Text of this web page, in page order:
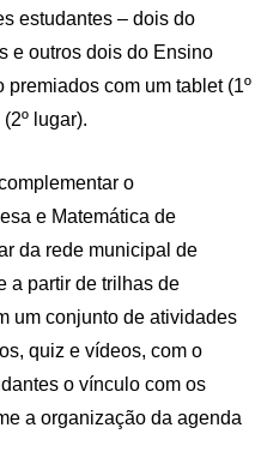
estudantes – dois do
e outros dois do Ensino
com um tablet (1º
lugar).
o
e Matemática de
da rede municipal de
a partir de trilhas de
um conjunto de atividades
quiz e vídeos, com o
o vínculo com os
a organização da agenda